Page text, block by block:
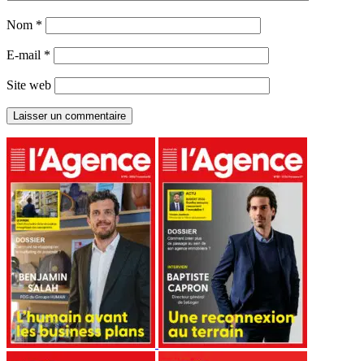
Nom *
E-mail *
Site web